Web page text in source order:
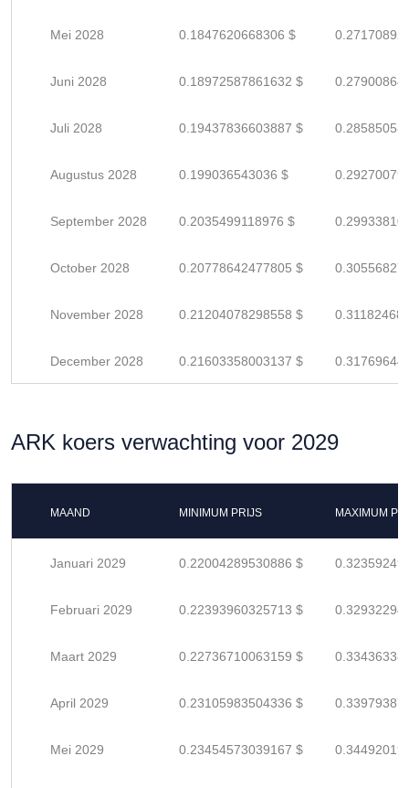
Mei 2028 0.1847620668306 $
Juni 2028 0.18972587861632 $
Juli 2028 0.19437836603887 $
Augustus 2028 0.199036543036 $
September 2028 0.2035499118976 $
October 2028 0.20778642477805 $
November 2028 0.21204078298558 $
December 2028 0.21603358003137 $
ARK koers verwachting voor 2029
MAAND MINIMUM PRIJS MAXIMUM
Januari 2029 0.22004289530886 $
Februari 2029 0.22393960325713 $
Maart 2029 0.22736710063159 $
April 2029 0.23105983504336 $
Mei 2029 0.23454573039167 $